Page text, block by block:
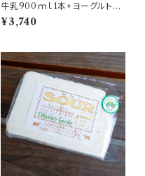
牛乳900ｍｌ1本+ヨーグルト90
0ｇ1本+チーズ3種類 セット
¥3,740